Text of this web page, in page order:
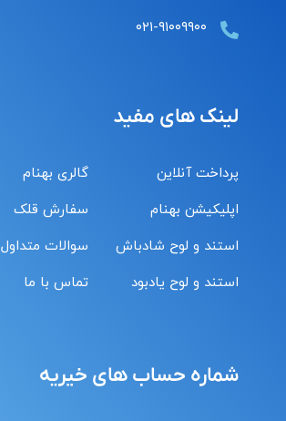
۰۲۱-۹۱۰۰۹۹۰۰
لینک های مفید
پرداخت آنلاین
اپلیکیشن بهنام
استند و لوح شادباش
استند و لوح یادبود
گالری بهنام
سفارش قلک
سوالات متداول
تماس با ما
شماره حساب های خیریه